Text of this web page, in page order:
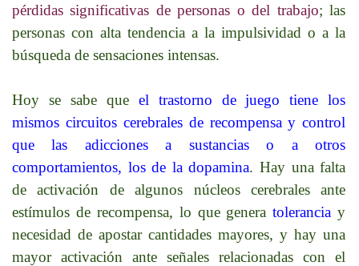
pérdidas significativas de personas o del trabajo; las
personas con alta tendencia a la impulsividad o a la
búsqueda de sensaciones intensas.
Hoy se sabe que el trastorno de juego tiene los
mismos circuitos cerebrales de recompensa y control
que las adicciones a sustancias o a otros
comportamientos, los de la dopamina. Hay una falta
de activación de algunos núcleos cerebrales ante
estímulos de recompensa, lo que generatolerancia y
necesidad de apostar cantidades mayores, y hay una
mayor activación ante señales relacionadas con el